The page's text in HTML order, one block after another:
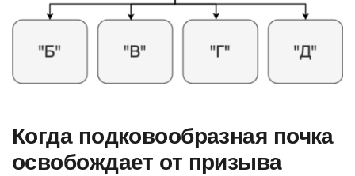
Когда подковообразная почка
освобождает от призыва